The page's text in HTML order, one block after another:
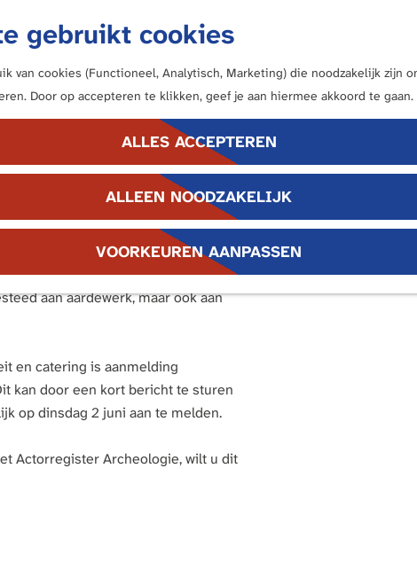
gebruikt cookies
van cookies (Functioneel, Analytisch, Marketing) die noodzakelijk zijn
Door op accepteren te klikken, geef je aan hiermee akkoord te gaan.
ALLES ACCEPTEREN
ALLEEN NOODZAKELIJK
VOORKEUREN AANPASSEN
en Bodemkwaliteit) en het Valkhof
Aardewerk, die dit jaar zal
Heyendaalseweg 135 te
aan aardewerk, maar ook aan
en catering is aanmelding
kan door een kort bericht te sturen
op dinsdag 2 juni aan te melden.
Actorregister Archeologie, wilt u dit